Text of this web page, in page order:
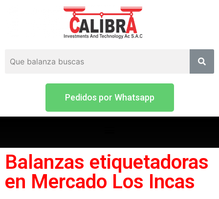
Pedidos por Whatsapp
Balanzas etiquetadoras
en Mercado Los Incas